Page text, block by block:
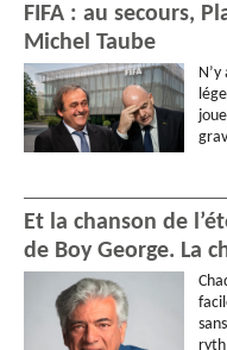
FIFA : au secours,
Michel Taube
Et la chanson de
de Boy George. La